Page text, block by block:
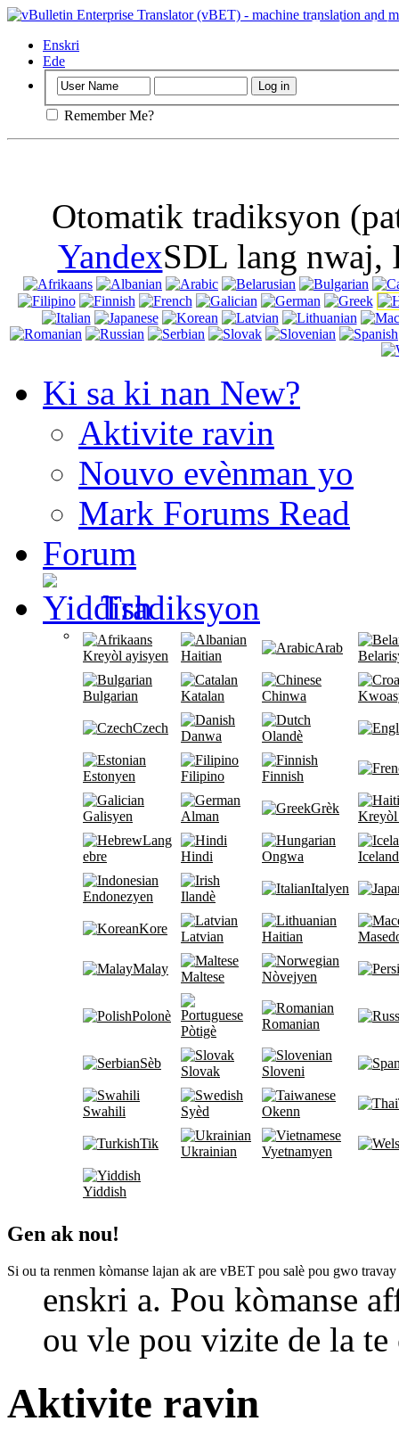
Enpòtan: Paj
Enskri
Ede
Remember Me?
Otomatik tradiksyon
YandexSDL lang nwaj,
Ki sa ki nan New?
Aktivite ravin
Nouvo evènman yo
Mark Forums Read
Forum
Tradiksyon
Kreyòl ayisyen Haitian
Arab
Bulgarian Katalan Chinwa
Czech
Danwa Olandè
Estonyen Filipino Finnish
Galisyen Alman
Grèk
Kreyòl
Lang
ebre
Hindi Ongwa
Endonezyen Ilandè
Italyen
Kore
Latvian Haitian
Malay
Maltese Nòvejyen
Polonè
Pòtigè
Romanian
Sèb
Slovak Sloveni
Swahili Syèd Okenn
Tik
Ukrainian Vyetnamyen
Yiddish
Gen ak nou!
Si ou ta renmen kòmanse lajan ak are vBET pou salè pou gwo travay
enskri a. Pou kòmanse
ou vle pou vizite de la
Aktivite ravin